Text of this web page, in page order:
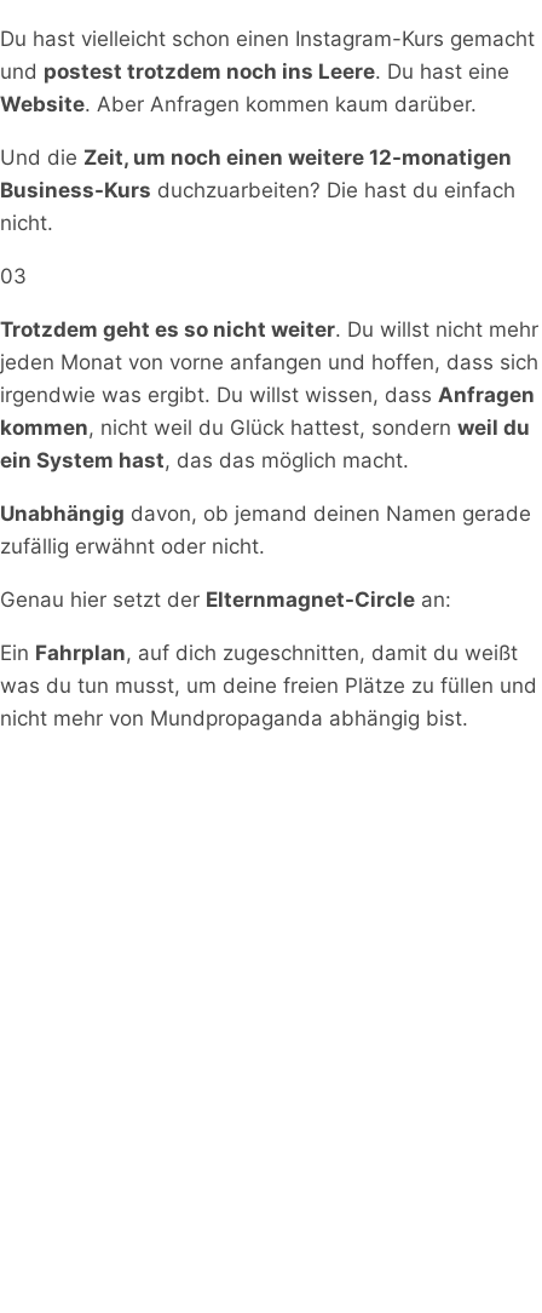
Du hast vielleicht schon einen Instagram-Kurs gemacht
und postest trotzdem noch ins Leere. Du hast eine
Website. Aber Anfragen kommen kaum darüber.
Und die Zeit, um noch einen weitere 12-monatigen
Business-Kurs duchzuarbeiten? Die hast du einfach
nicht.
03
Trotzdem geht es so nicht weiter. Du willst nicht mehr
jeden Monat von vorne anfangen und hoffen, dass sich
irgendwie was ergibt. Du willst wissen, dass Anfragen
kommen, nicht weil du Glück hattest, sondern weil du
ein System hast, das das möglich macht.
Unabhängig davon, ob jemand deinen Namen gerade
zufällig erwähnt oder nicht.
Genau hier setzt der Elternmagnet-Circle an:
Ein Fahrplan, auf dich zugeschnitten, damit du weißt
was du tun musst, um deine freien Plätze zu füllen und
nicht mehr von Mundpropaganda abhängig bist.